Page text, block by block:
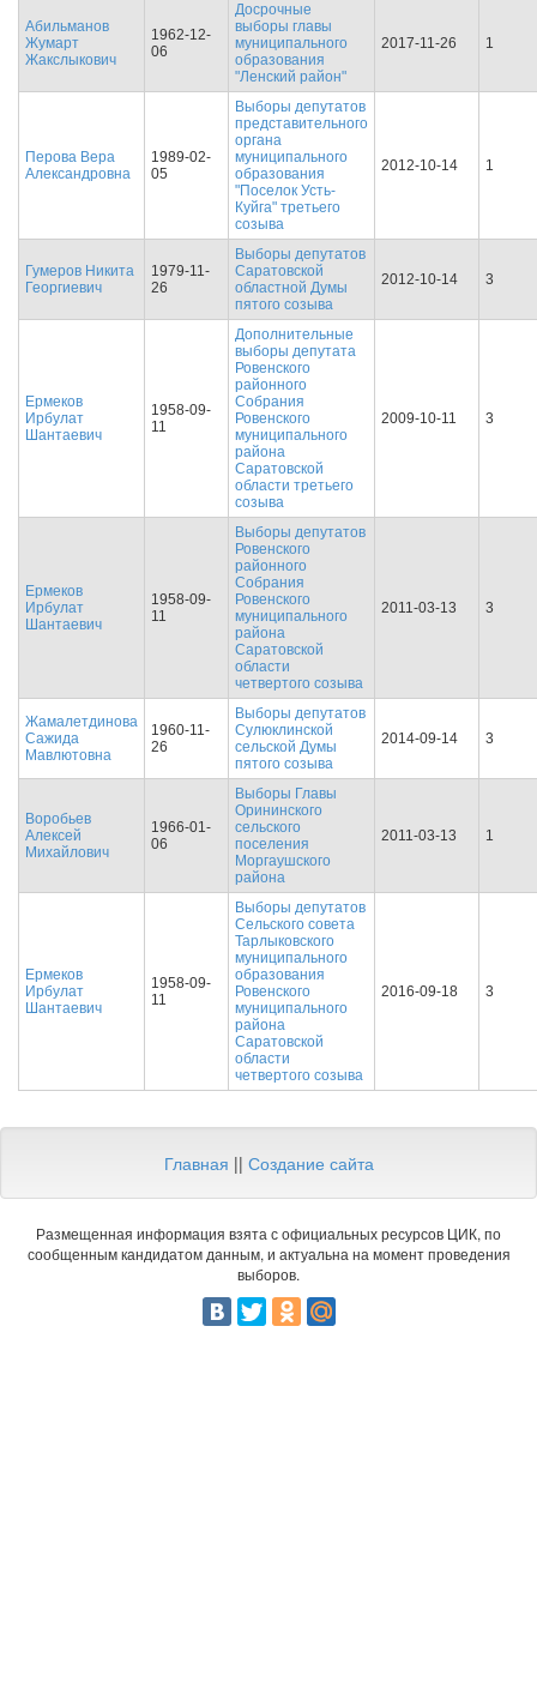
Абильманов
Жумарт
Жакслыкович
1962-12-
06
Досрочные
выборы главы
муниципального
образования
"Ленский район"
2017-11-26 1
Перова Вера
Александровна
1989-02-
05
Выборы депутатов
представительного
органа
муниципального
образования
"Поселок Усть-
Куйга" третьего
созыва
2012-10-14 1
Гумеров Никита
Георгиевич
1979-11-
26
Выборы депутатов
Саратовской
областной Думы
пятого созыва
2012-10-14 3
Ермеков
Ирбулат
Шантаевич
1958-09-
11
Дополнительные
выборы депутата
Ровенского
районного
Собрания
Ровенского
муниципального
района
Саратовской
области третьего
созыва
2009-10-11 3
Ермеков
Ирбулат
Шантаевич
1958-09-
11
Выборы депутатов
Ровенского
районного
Собрания
Ровенского
муниципального
района
Саратовской
области
четвертого созыва
2011-03-13 3
Жамалетдинова
Сажида
Мавлютовна
1960-11-
26
Выборы депутатов
Сулюклинской
сельской Думы
пятого созыва
2014-09-14 3
Воробьев
Алексей
Михайлович
1966-01-
06
Выборы Главы
Орининского
сельского
поселения
Моргаушского
района
2011-03-13 1
Ермеков
Ирбулат
Шантаевич
1958-09-
11
Выборы депутатов
Сельского совета
Тарлыковского
муниципального
образования
Ровенского
муниципального
района
Саратовской
области
четвертого созыва
2016-09-18 3
Главная || Создание сайта
Размещенная информация взята с официальных ресурсов ЦИК, по
сообщенным кандидатом данным, и актуальна на момент проведения
выборов.